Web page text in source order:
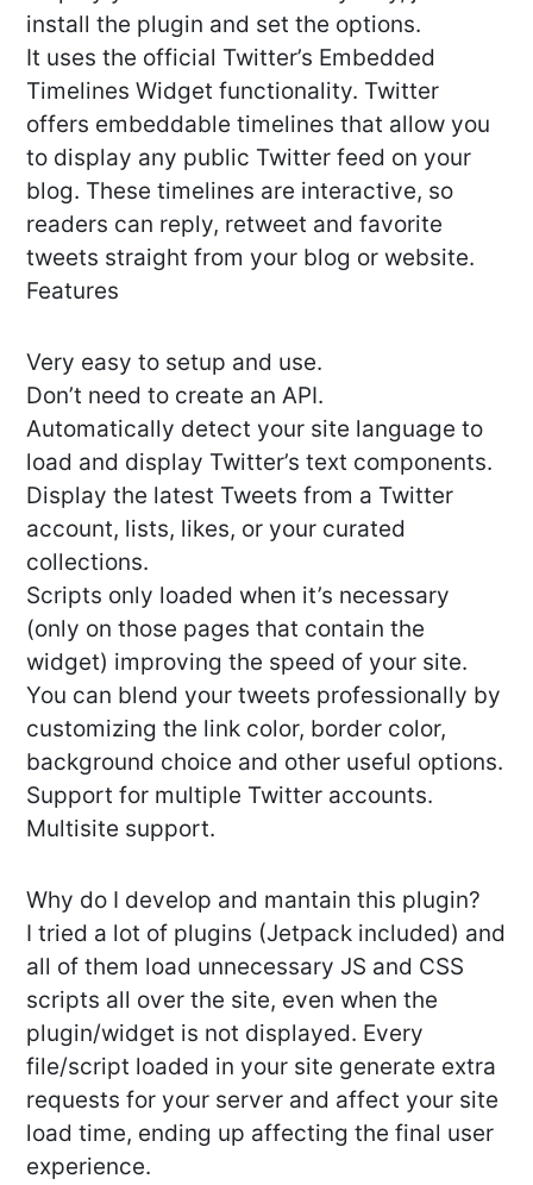
install the plugin and set the options.
It uses the official Twitter’s Embedded
Timelines Widget functionality. Twitter
offers embeddable timelines that allow you
to display any public Twitter feed on your
blog. These timelines are interactive, so
readers can reply, retweet and favorite
tweets straight from your blog or website.
Features
Very easy to setup and use.
Don’t need to create an API.
Automatically detect your site language to
load and display Twitter’s text components.
Display the latest Tweets from a Twitter
account, lists, likes, or your curated
collections.
Scripts only loaded when it’s necessary
(only on those pages that contain the
widget) improving the speed of your site.
You can blend your tweets professionally by
customizing the link color, border color,
background choice and other useful options.
Support for multiple Twitter accounts.
Multisite support.
Why do I develop and mantain this plugin?
I tried a lot of plugins (Jetpack included) and
all of them load unnecessary JS and CSS
scripts all over the site, even when the
plugin/widget is not displayed. Every
file/script loaded in your site generate extra
requests for your server and affect your site
load time, ending up affecting the final user
experience.